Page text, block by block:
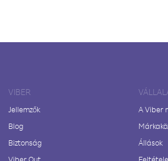
VIBER
Jellemzők
Blog
Biztonság
A Viber
Állások